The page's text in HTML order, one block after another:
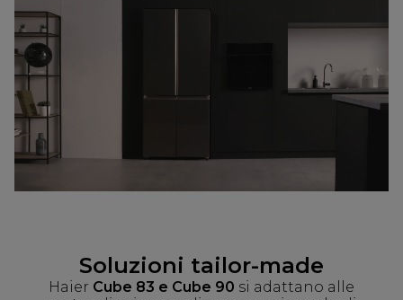
Soluzioni tailor-made
Haier Cube 83 e Cube 90 si adattano alle